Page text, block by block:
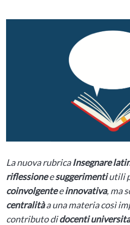
La nuova rubricaInsegnare
riflessioneesuggerimentiutili
coinvolgenteeinnovativa, ma
centralitàa una materia così
contributo didocenti